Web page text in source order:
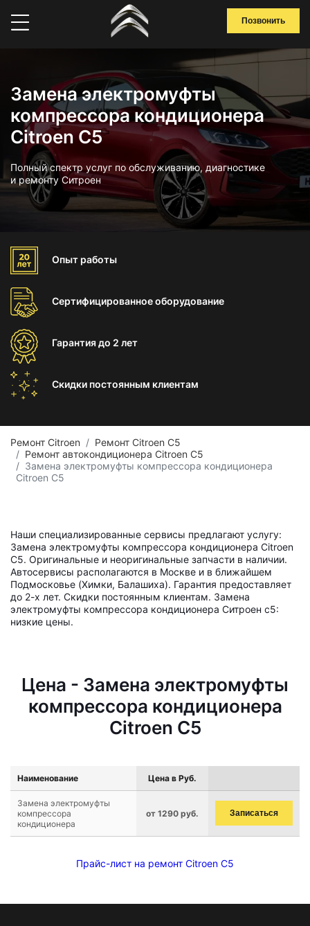
Позвонить
Замена электромуфты
компрессора кондиционера
Citroen C5
Полный спектр услуг по обслуживанию, диагностике
и ремонту Ситроен
Опыт работы
Сертифицированноеоборудование
Гарантиядо 2 лет
Скидки постоянным клиентам
Ремонт Citroen
Ремонт Citroen C5
Ремонт автокондиционера Citroen C5
Замена электромуфты компрессора кондиционера
Citroen C5
Наши специализированные сервисы предлагают услугу:
Замена электромуфты компрессора кондиционера Citroen
C5. Оригинальные и неоригинальные запчасти в наличии.
Автосервисы располагаются в Москве и в ближайшем
Подмосковье (Химки, Балашиха). Гарантия предоставляет
до 2-х лет. Скидки постоянным клиентам. Замена
электромуфты компрессора кондиционера Ситроен с5:
низкие цены.
Цена - Замена электромуфты
компрессора кондиционера
Citroen C5
Наименование Цена в Руб.
Замена электромуфты
компрессора
кондиционера
от 1290 руб. Записаться
Прайс-лист на ремонт Citroen C5